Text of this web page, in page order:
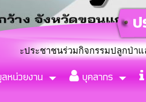
« แต่งตั้งคณะทำงานขับเคลื่อน
กิจกรรมปลูกป่าและจิตอาสา “เรา
หน่วยงาน บุคลากร